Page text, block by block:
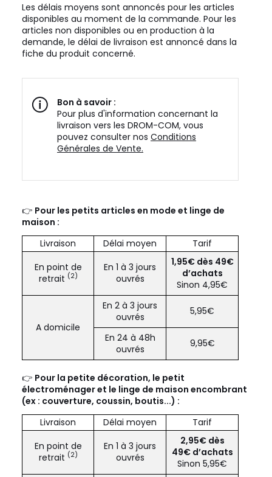
Les délais moyens sont annoncés pour les articles
disponibles au moment de la commande. Pour les
articles non disponibles ou en production à la
demande, le délai de livraison est annoncé dans la
fiche du produit concerné.
Bon à savoir :
Pour plus d'information concernant la
livraison vers les DROM-COM, vous
pouvez consulter nos Conditions
Générales de Vente.
👉 Pour les petits articles en mode et linge de
maison :
Livraison
Délai moyen
Tarif
En point de
retrait (2)
En 1 à 3 jours
ouvrés
1,95€ dès 49€
d’achats
Sinon 4,95€
A domicile
En 2 à 3 jours
ouvrés
5,95€
En 24 à 48h
ouvrés
9,95€
👉 Pour la petite décoration, le petit
électroménager et le linge de maison encombrant
(ex : couverture, coussin, boutis...) :
Livraison
Délai moyen
Tarif
En point de
retrait (2)
En 1 à 3 jours
ouvrés
2,95€ dès
49€ d’achats
Sinon 5,95€